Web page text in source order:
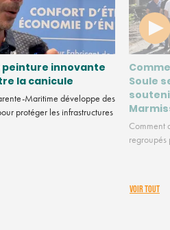
peinture innovante
la canicule
Maritime développe des
protéger les infrastructures
Soule
Comment
regroupés
VOIR TOUT